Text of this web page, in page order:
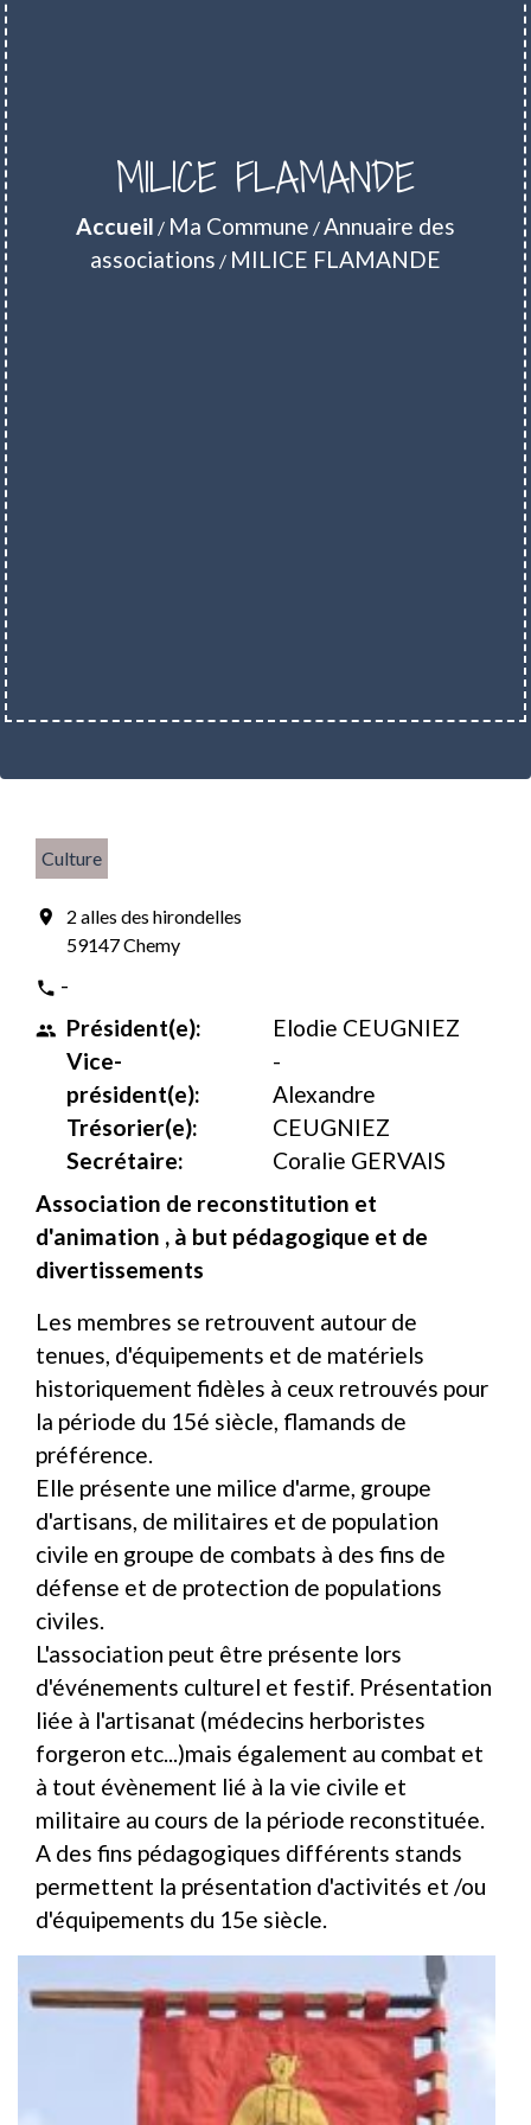
MILICE FLAMANDE
Accueil / Ma Commune / Annuaire des
associations / MILICE FLAMANDE
Culture
location_on
2 alles des hirondelles
59147 Chemy
phone -
people Président(e):
Vice-
président(e):
Trésorier(e):
Secrétaire:
Elodie CEUGNIEZ
-
Alexandre
CEUGNIEZ
Coralie GERVAIS
Association de reconstitution et
d'animation , à but pédagogique et de
divertissements
Les membres se retrouvent autour de
tenues, d'équipements et de matériels
historiquement fidèles à ceux retrouvés pour
la période du 15é siècle, flamands de
préférence.
Elle présente une milice d'arme, groupe
d'artisans, de militaires et de population
civile en groupe de combats à des fins de
défense et de protection de populations
civiles.
L'association peut être présente lors
d'événements culturel et festif. Présentation
liée à l'artisanat (médecins herboristes
forgeron etc...)mais également au combat et
à tout évènement lié à la vie civile et
militaire au cours de la période reconstituée.
A des fins pédagogiques différents stands
permettent la présentation d'activités et /ou
d'équipements du 15e siècle.